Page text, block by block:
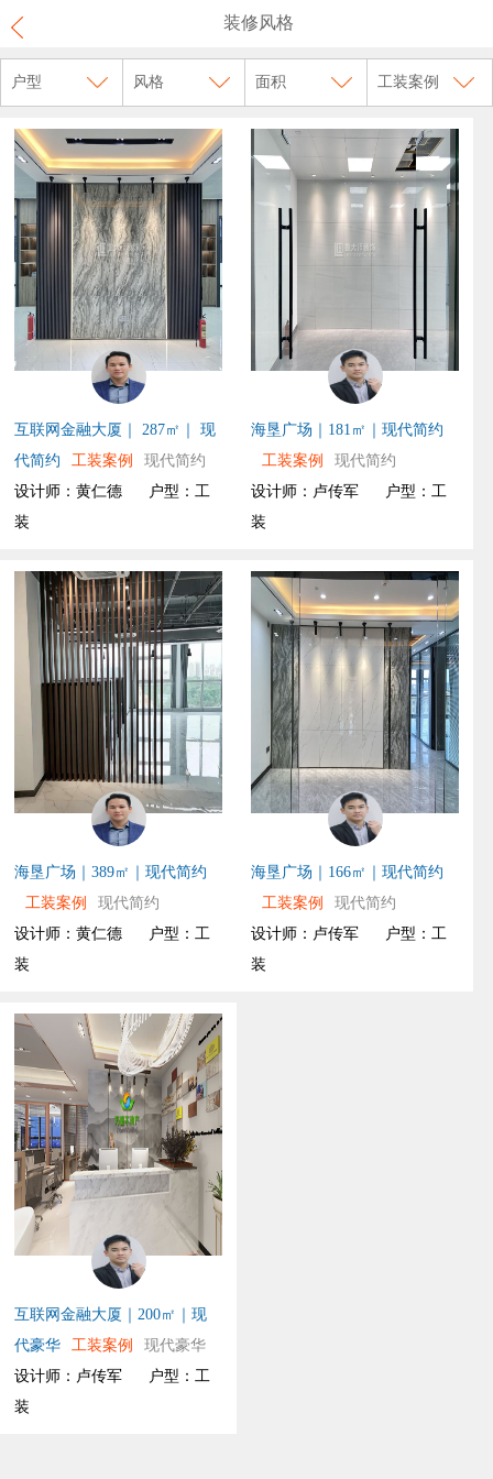
装修风格
户型 风格 面积 工装案例
互联网金融大厦｜ 287㎡｜ 现
代简约
工装案例
现代简约
设计师：黄仁德
户型：工
装
海垦广场｜181㎡｜现代简约
工装案例
现代简约
设计师：卢传军
户型：工
装
海垦广场｜389㎡｜现代简约
工装案例
现代简约
设计师：黄仁德
户型：工
装
海垦广场｜166㎡｜现代简约
工装案例
现代简约
设计师：卢传军
户型：工
装
互联网金融大厦｜200㎡｜现
代豪华
工装案例
现代豪华
设计师：卢传军
户型：工
装